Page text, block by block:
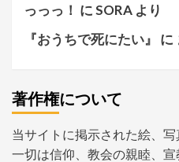
っっっ！ にSORA より
『おうちで死にたい』
に
著作権について
当サイトに掲示された絵、
一切は信仰、教会の親睦、